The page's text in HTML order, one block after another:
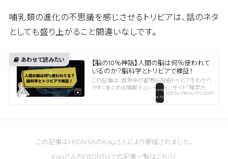
哺乳類の進化の不思議を感じさせるトリビアは、話のネタ
としても盛り上がること間違いなしです。
【脳の10％神話】人間の脳は何％使われて
いるのか？脳科学とトリビアで検証！
この記事は、世界中の都市伝説級トリビアをわかり
やすくまとめる情報キュレーションサイト「雑学大
学」に投稿された、思わず話したくなる豆知識をご紹
介します。この記事のハイライト「脳の10％しか使わ
zatsu.neouniv.com
この記事はFRONTIAのKayさんにより寄稿されました。
KayさんのFRONTIAでの記事一覧はこちら！